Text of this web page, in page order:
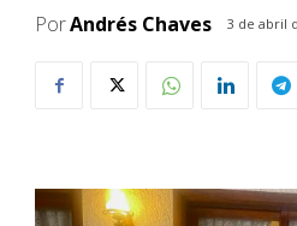
PorAndrés Chaves 3 de abril